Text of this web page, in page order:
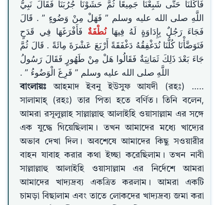
فَأَكَلْنَا حَتَّى شَبِعْنَا جَمِيعًا ثُمَّ حَشَوْنَا جُرُبَنَا فَقَالَ نَبِيُّ
اللَّهِ صلى الله عليه وسلم ‏”‏ فَهَلْ مِنْ وَضُوءٍ ‏”‏ ‏.‏ قَالَ
فَجَاءَ رَجُلٌ بِإِدَاوَةٍ لَهُ فِيهَانُطْفَةٌ فَأَفْرَغَهَا فِي قَدَحٍ
فَتَوَضَّأْنَا كُلُّنَا نُدَغْفِقُهُ دَغْفَقَةً أَرْبَعَ عَشْرَةَ مِائَةً ‏.‏ قَالَ ثُمَّ
جَاءَ بَعْدَ ذَلِكَ ثَمَانِيَةٌ فَقَالُوا هَلْ مِنْ طَهُورٍ فَقَالَ رَسُولُ
اللَّهِ صلى الله عليه وسلم ‏”‏ فَرِغَ الْوَضُوءُ ‏”‏ ‏.‏
বাংলায়ঃ আহমাদ ইবনু ইউসুফ আযদী (রহঃ) …..
সালামাহ্ (রহঃ) তার পিতা হতে বর্ণিত। তিনি বলেন,
আমরা রসূলুল্লাহ সাল্লাল্লাহু আলাইহি ওয়াসাল্লাম এর সঙ্গে
এক যুদ্ধে গিয়েছিলাম। তখন আমাদের মধ্যে খাদ্যের
অভাব দেখা দিল। অবশেষে আমাদের কিছু সওয়ারীর
বাহন যাবাহ করার কথা ইচ্ছা করেছিলাম। তখন নাবী
সাল্লাল্লাহু আলাইহি ওয়াসাল্লাম এর নির্দেশে আমরা
আমাদের খাদ্যদ্রব্য একত্রিত করলাম। আমরা একটি
চামড়া বিছালাম এবং তাতে লোকদের খাদ্যদ্রব্য জমা করা